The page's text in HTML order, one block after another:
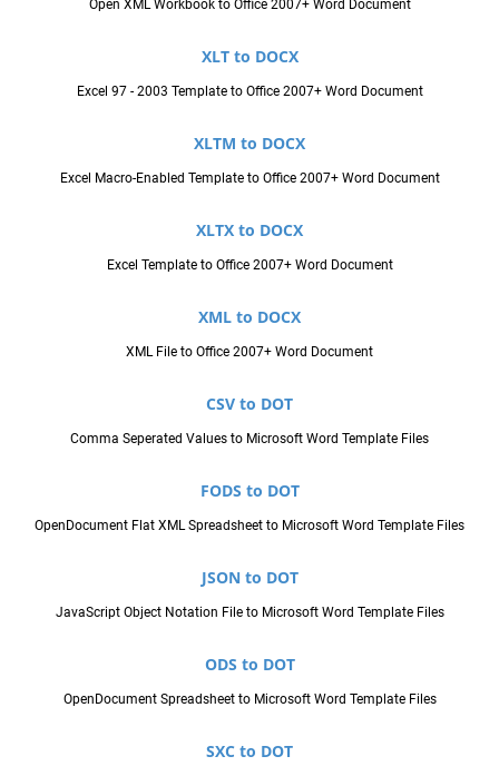
Open XML Workbook to Office 2007+ Word Document
XLT to DOCX
Excel 97 - 2003 Template to Office 2007+ Word Document
XLTM to DOCX
Excel Macro-Enabled Template to Office 2007+ Word Document
XLTX to DOCX
Excel Template to Office 2007+ Word Document
XML to DOCX
XML File to Office 2007+ Word Document
CSV to DOT
Comma Seperated Values to Microsoft Word Template Files
FODS to DOT
OpenDocument Flat XML Spreadsheet to Microsoft Word Template Files
JSON to DOT
JavaScript Object Notation File to Microsoft Word Template Files
ODS to DOT
OpenDocument Spreadsheet to Microsoft Word Template Files
SXC to DOT